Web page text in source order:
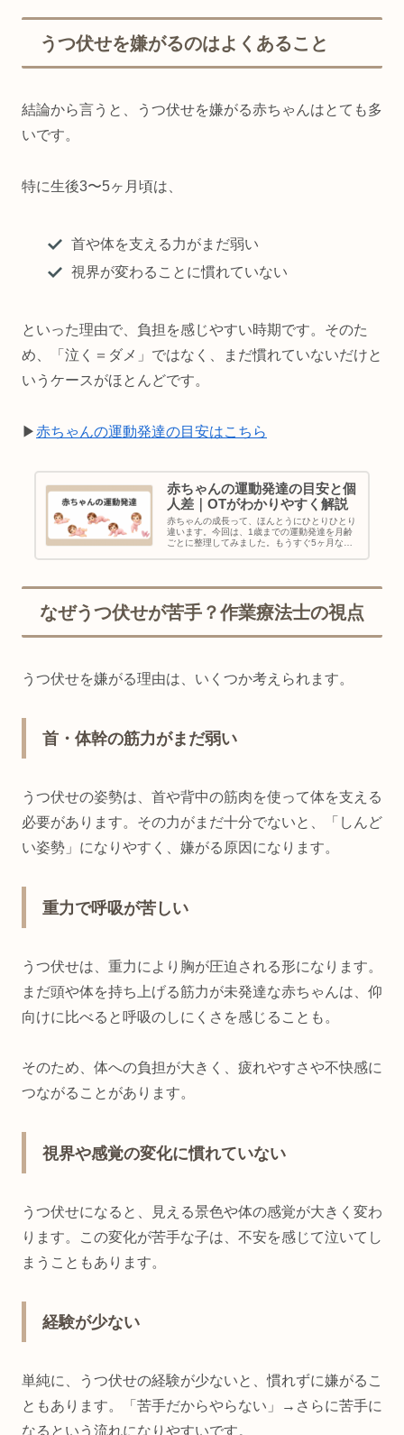
うつ伏せを嫌がるのはよくあること
結論から言うと、うつ伏せを嫌がる赤ちゃんはとても多
いです。
特に生後3〜5ヶ月頃は、
首や体を支える力がまだ弱い
視界が変わることに慣れていない
といった理由で、負担を感じやすい時期です。そのた
め、「泣く＝ダメ」ではなく、まだ慣れていないだけと
いうケースがほとんどです。
▶︎赤ちゃんの運動発達の目安はこちら
赤ちゃんの運動発達の目安と個
人差｜OTがわかりやすく解説
赤ちゃんの成長って、ほんとうにひとりひとり
違います。今回は、1歳までの運動発達を月齢
ごとに整理してみました。もうすぐ5ヶ月なの
なぜうつ伏せが苦手？作業療法士の視点
うつ伏せを嫌がる理由は、いくつか考えられます。
首・体幹の筋力がまだ弱い
うつ伏せの姿勢は、首や背中の筋肉を使って体を支える
必要があります。その力がまだ十分でないと、「しんど
い姿勢」になりやすく、嫌がる原因になります。
重力で呼吸が苦しい
うつ伏せは、重力により胸が圧迫される形になります。
まだ頭や体を持ち上げる筋力が未発達な赤ちゃんは、仰
向けに比べると呼吸のしにくさを感じることも。
そのため、体への負担が大きく、疲れやすさや不快感に
つながることがあります。
視界や感覚の変化に慣れていない
うつ伏せになると、見える景色や体の感覚が大きく変わ
ります。この変化が苦手な子は、不安を感じて泣いてし
まうこともあります。
経験が少ない
単純に、うつ伏せの経験が少ないと、慣れずに嫌がるこ
ともあります。「苦手だからやらない」→さらに苦手に
なるという流れになりやすいです。